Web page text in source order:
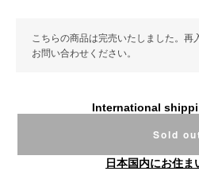
こちらの商品は完売いたしました。再
お問い合わせください。
International
Sold
日本国内にお住ま